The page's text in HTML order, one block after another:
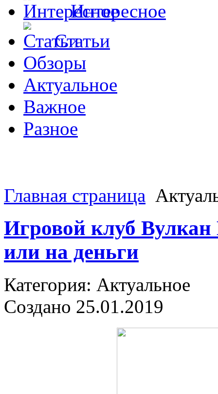
Интересное
Статьи
Обзоры
Актуальное
Важное
Разное
Главная страница
Игровой клуб Вулкан
или на деньги
Категория: Актуальное
Создано 25.01.2019